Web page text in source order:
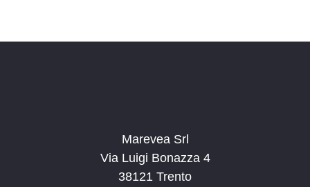
Marevea Srl
Via Luigi Bonazza 4
38121 Trento